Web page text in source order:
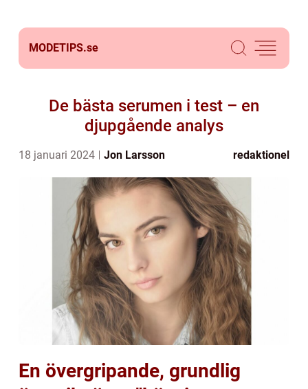
MODETIPS.se
De bästa serumen i test – en
djupgående analys
18 januari 2024 Jon Larsson redaktionel
En övergripande, grundlig